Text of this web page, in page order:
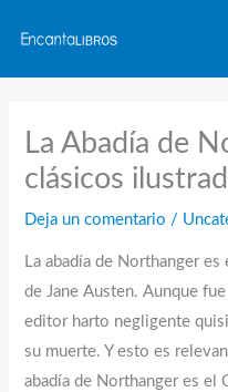
contenido
La Abadía de
clásicos
Deja un comentario /
La abadía de Northanger
de Jane Austen. Aunque
editor harto negligente
su muerte. Y esto es
abadía de Northanger es el